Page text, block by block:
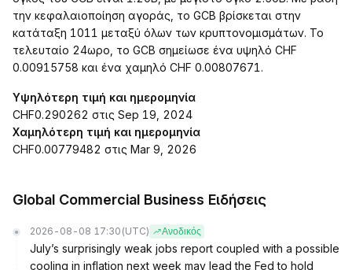
την κεφαλαιοποίηση αγοράς, το GCB βρίσκεται στην
κατάταξη 1011 μεταξύ όλων των κρυπτονομισμάτων. Το
τελευταίο 24ωρο, το GCB σημείωσε ένα υψηλό CHF
0.00915758 και ένα χαμηλό CHF 0.00807671.
Υψηλότερη τιμή και ημερομηνία
CHF0.290262 στις Sep 19, 2024
Χαμηλότερη τιμή και ημερομηνία
CHF0.00779482 στις Mar 9, 2026
Global Commercial Business Ειδήσεις
2026-08-08 17:30 (UTC) Ανοδικός
July’s surprisingly weak jobs report coupled with a possible
cooling in inflation next week may lead the Fed to hold